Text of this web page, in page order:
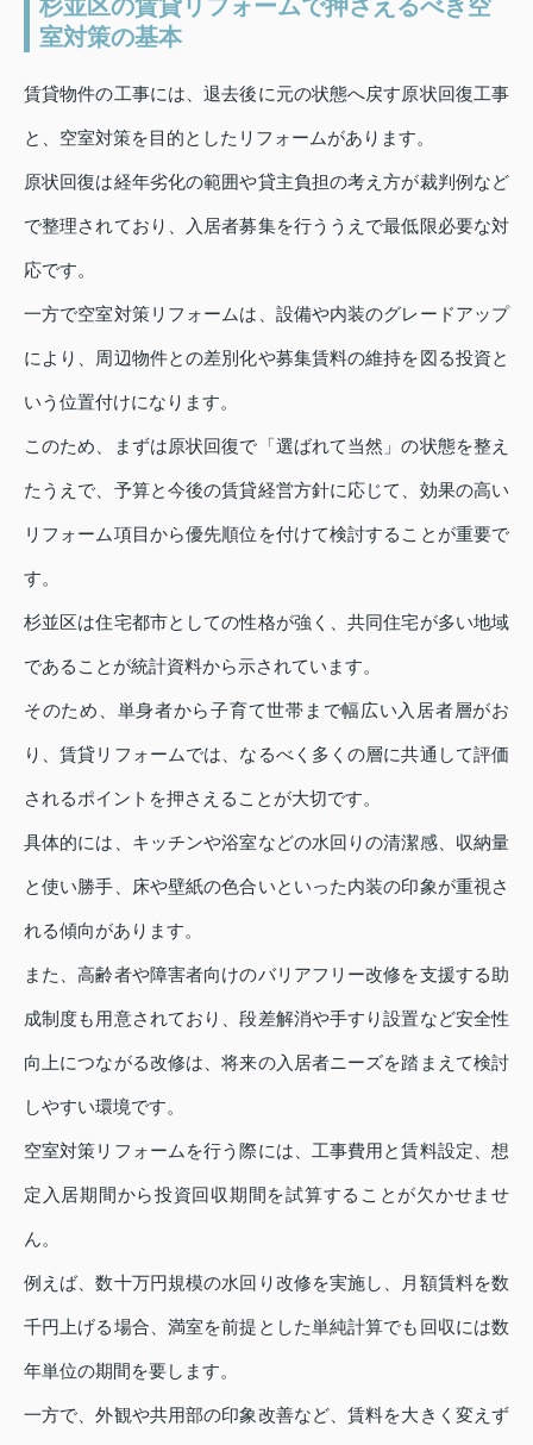
杉並区の賃貸リフォームで押さえるべき空
室対策の基本
賃貸物件の工事には、退去後に元の状態へ戻す原状回復工事
と、空室対策を目的としたリフォームがあります。
原状回復は経年劣化の範囲や貸主負担の考え方が裁判例など
で整理されており、入居者募集を行ううえで最低限必要な対
応です。
一方で空室対策リフォームは、設備や内装のグレードアップ
により、周辺物件との差別化や募集賃料の維持を図る投資と
いう位置付けになります。
このため、まずは原状回復で「選ばれて当然」の状態を整え
たうえで、予算と今後の賃貸経営方針に応じて、効果の高い
リフォーム項目から優先順位を付けて検討することが重要で
す。
杉並区は住宅都市としての性格が強く、共同住宅が多い地域
であることが統計資料から示されています。
そのため、単身者から子育て世帯まで幅広い入居者層がお
り、賃貸リフォームでは、なるべく多くの層に共通して評価
されるポイントを押さえることが大切です。
具体的には、キッチンや浴室などの水回りの清潔感、収納量
と使い勝手、床や壁紙の色合いといった内装の印象が重視さ
れる傾向があります。
また、高齢者や障害者向けのバリアフリー改修を支援する助
成制度も用意されており、段差解消や手すり設置など安全性
向上につながる改修は、将来の入居者ニーズを踏まえて検討
しやすい環境です。
空室対策リフォームを行う際には、工事費用と賃料設定、想
定入居期間から投資回収期間を試算することが欠かせませ
ん。
例えば、数十万円規模の水回り改修を実施し、月額賃料を数
千円上げる場合、満室を前提とした単純計算でも回収には数
年単位の期間を要します。
一方で、外観や共用部の印象改善など、賃料を大きく変えず